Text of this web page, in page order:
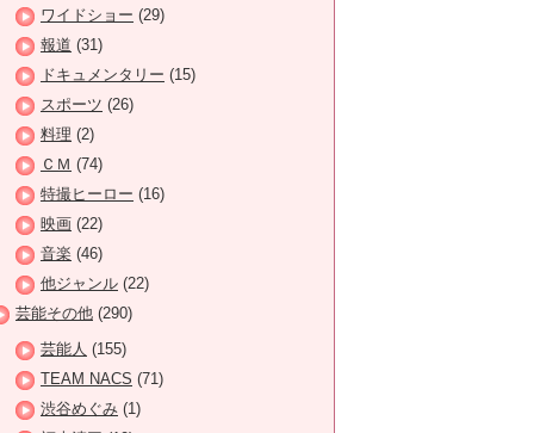
ワイドショー (29)
報道 (31)
ドキュメンタリー (15)
スポーツ (26)
料理 (2)
ＣＭ (74)
特撮ヒーロー (16)
映画 (22)
音楽 (46)
他ジャンル (22)
芸能その他 (290)
芸能人 (155)
TEAM NACS (71)
渋谷めぐみ (1)